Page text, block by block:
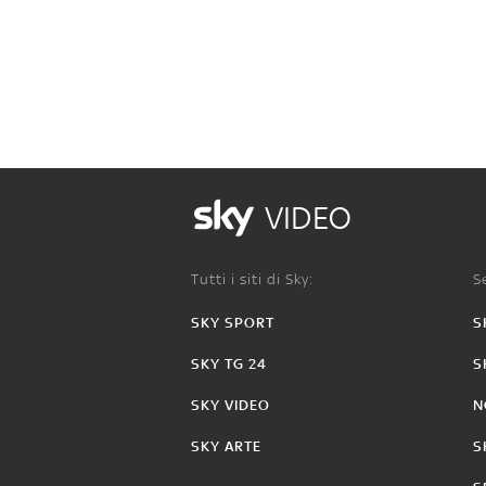
VIDEO
Tutti i siti di Sky:
SKY SPORT
SKY TG 24
SKY VIDEO
SKY ARTE